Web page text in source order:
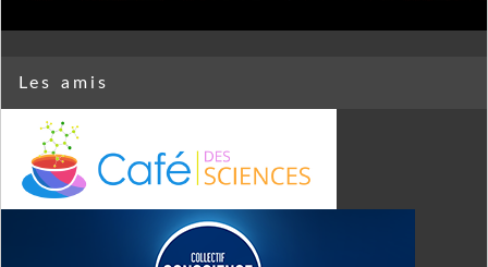
Les amis